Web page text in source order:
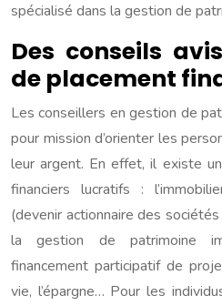
spécialisé dans la gestion de
Des conseils
de placement
Les conseillers en gestion de
pour mission d’orienter les
leur argent. En effet, il existe
financiers lucratifs :
(devenir actionnaire des
la gestion de patrimoine
financement participatif de
vie, l’épargne… Pour les